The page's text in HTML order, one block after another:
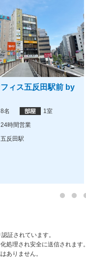
ィス五反田駅前 by
8名
1室
24時間営業
五反田駅
証されています。
処理され安全に送信されます。
ありません。